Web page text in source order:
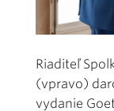
Riaditeľ
(vpravo)
vydanie